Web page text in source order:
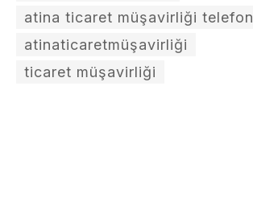
atina ticaret müşavirliği telefon
atinaticaretmüşavirliği
ticaret müşavirliği